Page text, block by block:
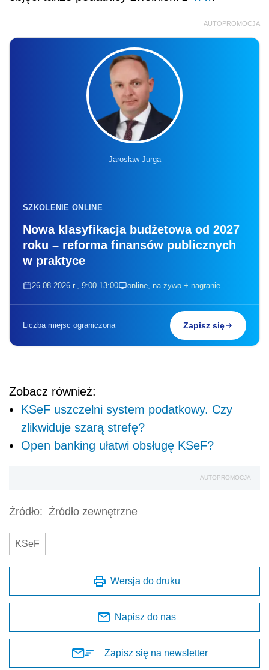
AUTOPROMOCJA
Jarosław Jurga
SZKOLENIE ONLINE
Nowa klasyfikacja budżetowa od 2027
roku – reforma finansów publicznych
w praktyce
26.08.2026 r., 9:00-13:00 online, na żywo + nagranie
Liczba miejsc ograniczona Zapisz się
Zobacz również:
KSeF uszczelni system podatkowy. Czy
zlikwiduje szarą strefę?
Open banking ułatwi obsługę KSeF?
AUTOPROMOCJA
Źródło: Źródło zewnętrzne
KSeF
Wersja do druku
Napisz do nas
Zapisz się na newsletter